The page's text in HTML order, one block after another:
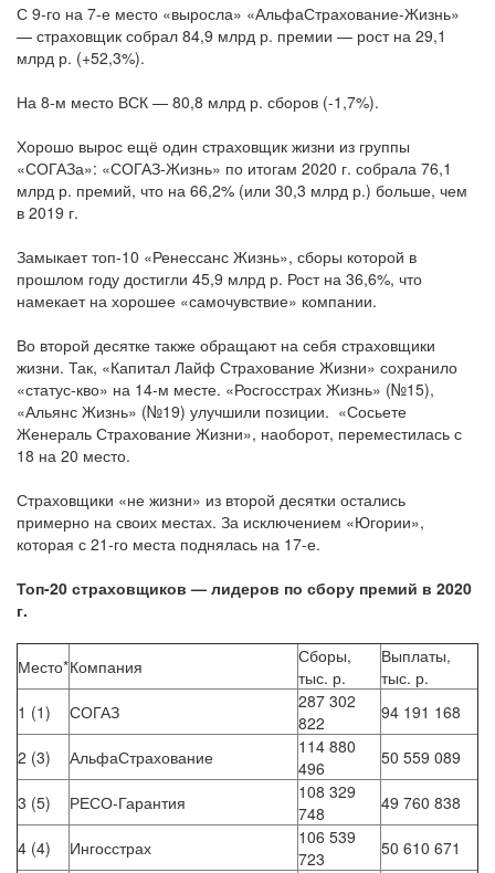
С 9-го на 7-е место «выросла» «АльфаСтрахование-Жизнь»
— страховщик собрал 84,9 млрд р. премии — рост на 29,1
млрд р. (+52,3%).
На 8-м место ВСК — 80,8 млрд р. сборов (-1,7%).
Хорошо вырос ещё один страховщик жизни из группы
«СОГАЗа»: «СОГАЗ-Жизнь» по итогам 2020 г. собрала 76,1
млрд р. премий, что на 66,2% (или 30,3 млрд р.) больше, чем
в 2019 г.
Замыкает топ-10 «Ренессанс Жизнь», сборы которой в
прошлом году достигли 45,9 млрд р. Рост на 36,6%, что
намекает на хорошее «самочувствие» компании.
Во второй десятке также обращают на себя страховщики
жизни. Так, «Капитал Лайф Страхование Жизни» сохранило
«статус-кво» на 14-м месте. «Росгосстрах Жизнь» (№15),
«Альянс Жизнь» (№19) улучшили позиции. «Сосьете
Женераль Страхование Жизни», наоборот, переместилась с
18 на 20 место.
Страховщики «не жизни» из второй десятки остались
примерно на своих местах. За исключением «Югории»,
которая с 21-го места поднялась на 17-е.
Топ-20 страховщиков — лидеров по сбору премий в 2020
г.
Место*Компания
Сборы,
тыс. р.
Выплаты,
тыс. р.
1 (1)
СОГАЗ
287 302
822
94 191 168
2 (3) АльфаСтрахование
114 880
496
50 559 089
3 (5) РЕСО-Гарантия
108 329
748
49 760 838
4 (4) Ингосстрах
106 539
723
50 610 671